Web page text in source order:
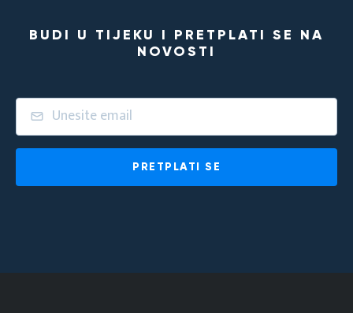
BUDI U TIJEKU I PRETPLATI SE NA
NOVOSTI